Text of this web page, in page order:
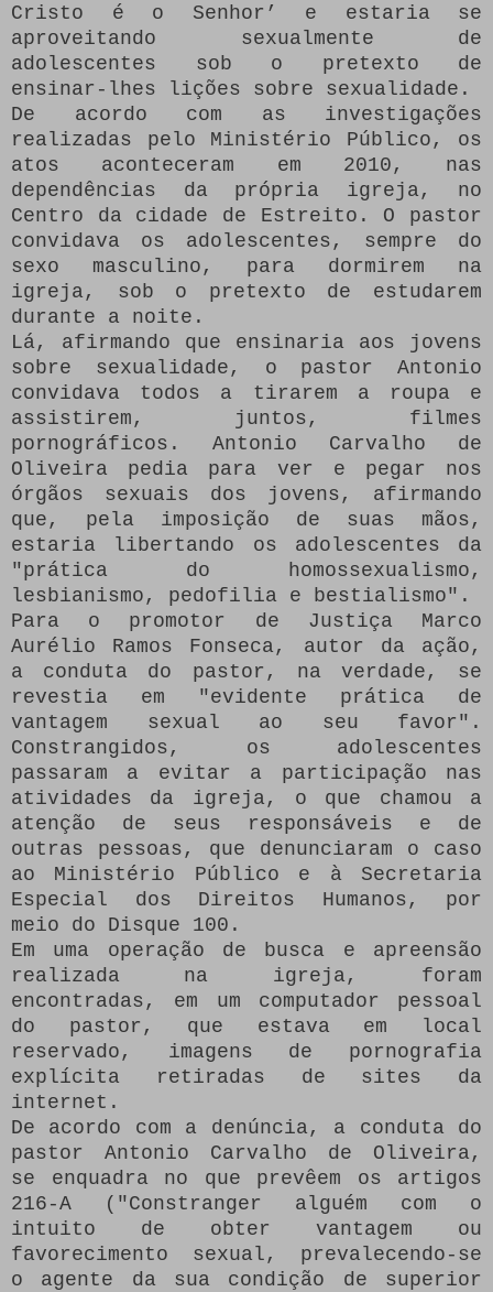
Cristo é o Senhor’ e estaria se
aproveitando sexualmente de
adolescentes sob o pretexto de
ensinar-lhes lições sobre sexualidade.
De acordo com as investigações
realizadas pelo Ministério Público, os
atos aconteceram em 2010, nas
dependências da própria igreja, no
Centro da cidade de Estreito. O pastor
convidava os adolescentes, sempre do
sexo masculino, para dormirem na
igreja, sob o pretexto de estudarem
durante a noite.
Lá, afirmando que ensinaria aos jovens
sobre sexualidade, o pastor Antonio
convidava todos a tirarem a roupa e
assistirem, juntos, filmes
pornográficos. Antonio Carvalho de
Oliveira pedia para ver e pegar nos
órgãos sexuais dos jovens, afirmando
que, pela imposição de suas mãos,
estaria libertando os adolescentes da
"prática do homossexualismo,
lesbianismo, pedofilia e bestialismo".
Para o promotor de Justiça Marco
Aurélio Ramos Fonseca, autor da ação,
a conduta do pastor, na verdade, se
revestia em "evidente prática de
vantagem sexual ao seu favor".
Constrangidos, os adolescentes
passaram a evitar a participação nas
atividades da igreja, o que chamou a
atenção de seus responsáveis e de
outras pessoas, que denunciaram o caso
ao Ministério Público e à Secretaria
Especial dos Direitos Humanos, por
meio do Disque 100.
Em uma operação de busca e apreensão
realizada na igreja, foram
encontradas, em um computador pessoal
do pastor, que estava em local
reservado, imagens de pornografia
explícita retiradas de sites da
internet.
De acordo com a denúncia, a conduta do
pastor Antonio Carvalho de Oliveira,
se enquadra no que prevêem os artigos
216-A ("Constranger alguém com o
intuito de obter vantagem ou
favorecimento sexual, prevalecendo-se
o agente da sua condição de superior